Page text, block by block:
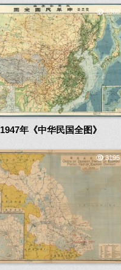
4360
1947年《中华民国全图》
3195